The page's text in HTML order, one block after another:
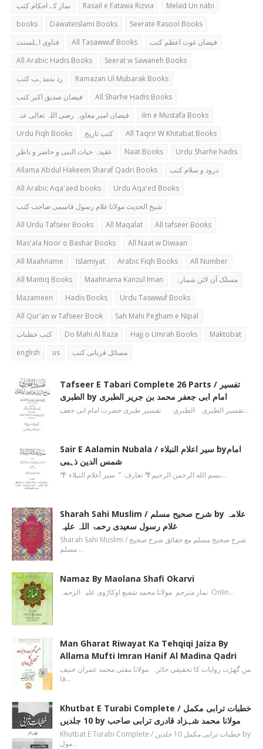
نماز کے احکام کتب
Rasail e Fatawa Rizvia
Melad Un nabi
books
Dawateislami Books
Seerate Rasool Books
فتاوی اہلسنت
All Tasawwuf Books
فیضان غوث اعظم کتب
All Arabic Hadis Books
Seerat w Sawaneh Books
رد بدمذہب کتب
Ramazan Ul Mubarak Books
فیضان صدیق اکبر کتب
All Sharhe Hadis Books
فیضان امیر معاویہ رضی اللہ تعالی عنہ
ilm e Mustafa Books
Urdu Fiqh Books
کتب تاریخ
All Taqrir W Khitabat Books
عقیدہ حیات النبی و حاضر و ناظر
Naat Books
Urdu Sharhe hadis
Allama Abdul Hakeem Sharaf Qadri Books
درود و سلام کتب
All Arabic Aqa'aed books
Urdu Aqa'ed Books
شیخ الحدیث مولانا غلام رسول قاسمی صاحب کتب
All Urdu Tafseer Books
All Maqalat
All tafseer Books
Mas'ala Noor o Bashar Books
All Naat w Diwaan
All Maahname
Islamiyat Arabic Fiqh Books
All Number
All Mantiq Books
Maahnama Kanzul Iman
مسلک آن لائن شمارہ
Mazameen
Hadis Books
Urdu Taswwuf Books
All Qur'an w Tafseer Book
Sah Mahi Pegham e Nipal
کتب خطبات
Do Mahi Al Raza Hajj o Umrah Books
Maktobat
english
us مسائل قربانی کتب
Tafseer E Tabari Complete 26 Parts / تفسیر
الطبری by امام ابی جعفر محمد بن جریر الطبری
تفسیر الطبری الطبري تفسیر طبری حضرت امام ابی جعف…
Sair E Aalamin Nubala / سیر اعلام النبلاء byامام
شمس الدین ذہبی
🌴 بسم الله الرحمن الرحیم🌴 تعارف ’’ سیر أعلام النبلاء…
Sharah Sahi Muslim / شرح صحیح مسلم by علامہ
غلام رسول سعیدی رحمۃ اللہ علیہ
Sharah Sahi Muslim / شرح صحیح مسلم مع حقائق شرح صحیح
مسلم …
Namaz By Maolana Shafi Okarvi
نماز مترجم مولانا محمد شفیع اوکاڑوی علیہ الرحمہ Onlin…
Man Gharat Riwayat Ka Tehqiqi Jaiza By
Allama Mufti Imran Hanif Al Madina Qadri
من گھڑت روایات کا تحقیقی جائزہ مولانا مفتی محمد عمران حنیف
قا…
Khutbat E Turabi Complete / خطبات ترابی مکمل
10 جلدیں by مولانا محمد شہزاد قادری ترابی صاحب
Khutbat E Turabi Complete / خطبات ترابی مکمل 10 جلدیں by
مول…